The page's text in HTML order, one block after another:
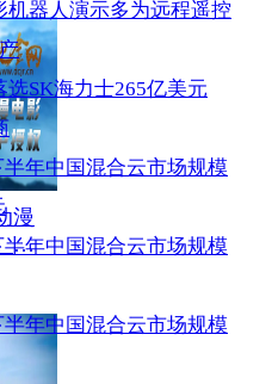
机器人演示多为远程遥控
选SK海力士265亿美元
年中国混合云市场规模
年中国混合云市场规模
年中国混合云市场规模
漫
轻
计
团